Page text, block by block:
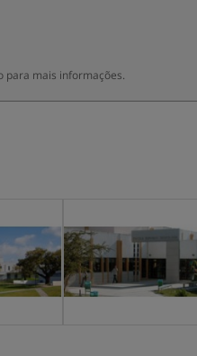
para mais informações.